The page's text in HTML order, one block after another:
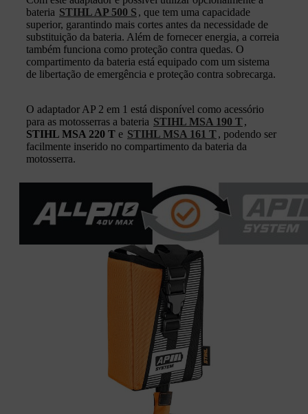
bateria STIHL AP 500 S , que tem uma capacidade
superior, garantindo mais cortes antes da necessidade de
substituição da bateria. Além de fornecer energia, a correia
também funciona como proteção contra quedas. O
compartimento da bateria está equipado com um sistema
de libertação de emergência e proteção contra sobrecarga.
O adaptador AP 2 em 1 está disponível como acessório
para as motosserras a bateria STIHL MSA 190 T,
STIHL MSA 220 T e STIHL MSA 161 T, podendo ser
facilmente inserido no compartimento da bateria da
motosserra.